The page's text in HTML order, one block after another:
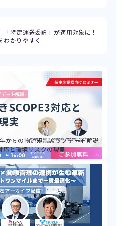
「特定運送委託」が適用対象に！
わかりやすく
からの物流規制アップデート解説-
応と環境リスクの現実